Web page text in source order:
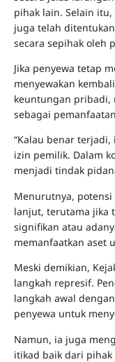
pihak lain. Selain
juga telah
secara sepihak oleh
Jika penyewa tetap
menyewakan
keuntungan pribadi,
sebagai
“Kalau benar
izin pemilik. Dalam
menjadi tindak
Menurutnya,
lanjut, terutama jika
signifikan atau
memanfaatkan aset
Meski demikian,
langkah represif.
langkah awal
penyewa untuk
Namun, ia juga
itikad baik dari pihak